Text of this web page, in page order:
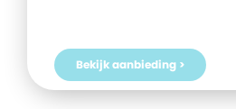
Bekijk aanbieding >